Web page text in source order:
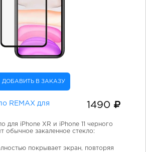
ДОБАВИТЬ В ЗАКАЗУ
REMAX для
1490
для iPhone XR и iPhone 11 черного
обычное закаленное стекло:
покрывает экран, повторяя